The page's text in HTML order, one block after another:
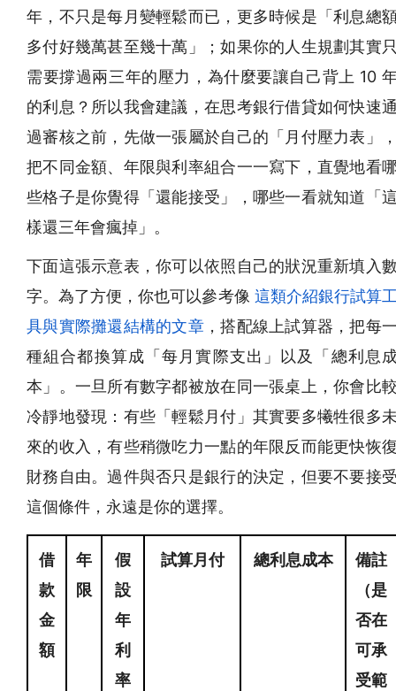
年，不只是每月變輕鬆而已，更多時候是「利息總
多付好幾萬甚至幾十萬」；如果你的人生規劃其實
需要撐過兩三年的壓力，為什麼要讓自己背上 10
的利息？所以我會建議，在思考銀行借貸如何快速
過審核之前，先做一張屬於自己的「月付壓力表」
把不同金額、年限與利率組合一一寫下，直覺地看
些格子是你覺得「還能接受」，哪些一看就知道「
樣還三年會瘋掉」。
下面這張示意表，你可以依照自己的狀況重新填入
字。為了方便，你也可以參考像 這類介紹銀行試算
具與實際攤還結構的文章 ，搭配線上試算器，把每
種組合都換算成「每月實際支出」以及「總利息
本」。一旦所有數字都被放在同一張桌上，你會比
冷靜地發現：有些「輕鬆月付」其實要多犧牲很多
來的收入，有些稍微吃力一點的年限反而能更快恢
財務自由。過件與否只是銀行的決定，但要不要接
這個條件，永遠是你的選擇。
借
款
金
額
年
限
假
設
年
利
率
試算月付 總利息成本
備註
（是
否在
可承
受範